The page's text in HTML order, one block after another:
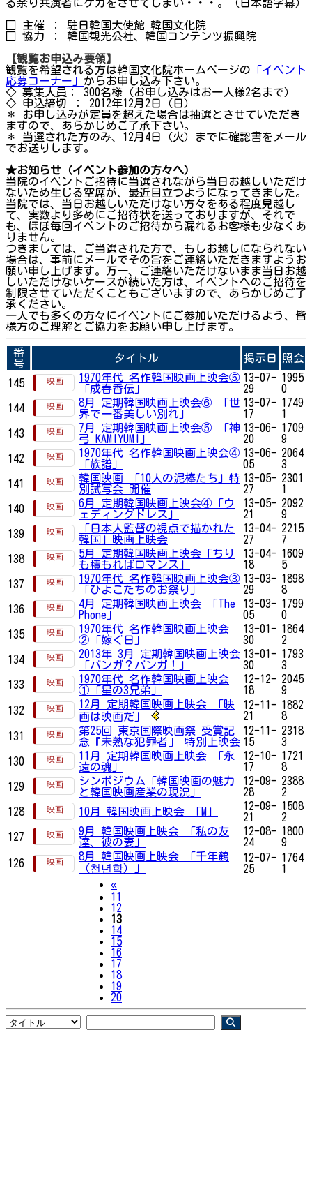
る余り共演者にケガをさせてしまい・・・。（日本語字幕）
□ 主催 ： 駐日韓国大使館 韓国文化院
□ 協力 ： 韓国観光公社、韓国コンテンツ振興院
【観覧お申込み要領】
観覧を希望される方は韓国文化院ホームページの 「イベント
応募コーナー」 からお申し込み下さい。
◇ 募集人員： 300名様（お申し込みはお一人様2名まで）
◇ 申込締切 ： 2012年12月2日（日）
＊ お申し込みが定員を超えた場合は抽選とさせていただき
ますので、あらかじめご了承下さい。
＊ 当選された方のみ、12月4日（火）までに確認書をメール
でお送りします。
★お知らせ（イベント参加の方々へ）
当院のイベントご招待に当選されながら当日お越しいただけ
ないため生じる空席が、最近目立つようになってきました。
当院では、当日お越しいただけない方々をある程度見越し
て、実数より多めにご招待状を送っておりますが、それで
も、ほぼ毎回イベントのご招待から漏れるお客様も少なくあ
りません。
つきましては、ご当選された方で、もしお越しになられない
場合は、事前にメールでその旨をご連絡いただきますようお
願い申し上げます。万一、ご連絡いただけないまま当日お越
しいただけないケースが続いた方は、イベントへのご招待を
制限させていただくこともございますので、あらかじめご了
承ください。
一人でも多くの方々にイベントにご参加いただけるよう、皆
様方のご理解とご協力をお願い申し上げます。
番
号
タイトル 掲示日 照会
145
1970年代 名作韓国映画上映会⑤
「成春香伝」
13-07-
29
1995
0
144
8月 定期韓国映画上映会⑥ 「世
界で一番美しい別れ」
13-07-
17
1749
1
143
7月 定期韓国映画上映会⑤ 「神
弓 KAMIYUMI」
13-06-
20
1709
9
142
1970年代 名作韓国映画上映会④
「族譜」
13-06-
05
2064
3
141
韓国映画 「10人の泥棒たち」特
別試写会 開催
13-05-
27
2301
1
140
6月 定期韓国映画上映会④「ウ
ェディングドレス」
13-05-
21
2092
9
139
「日本人監督の視点で描かれた
韓国」映画上映会
13-04-
27
2215
7
138
5月 定期韓国映画上映会「ちり
も積もればロマンス」
13-04-
18
1609
5
137
1970年代 名作韓国映画上映会③
「ひよこたちのお祭り」
13-03-
29
1898
8
136
4月 定期韓国映画上映会 「The
Phone」
13-03-
05
1799
0
135
1970年代 名作韓国映画上映会
②「嫁ぐ日」
13-01-
30
1864
2
134
2013年 3月 定期韓国映画上映会
「バンガ？バンガ！」
13-01-
30
1793
3
133
1970年代 名作韓国映画上映会
①「星の3兄弟」
12-12-
18
2045
9
132
12月 定期韓国映画上映会 「映
画は映画だ」
12-11-
21
1882
8
131
第25回 東京国際映画祭 受賞記
念『未熟な犯罪者』 特別上映会
12-11-
15
2318
3
130
11月 定期韓国映画上映会 「永
遠の魂」
12-10-
17
1721
8
129
シンポジウム「韓国映画の魅力
と韓国映画産業の現況」
12-09-
28
2388
2
128
10月 韓国映画上映会 「M」
12-09-
21
1508
2
127
9月 韓国映画上映会 「私の友
達、彼の妻」
12-08-
24
1800
9
126
8月 韓国映画上映会 「千年鶴
（천년학）」
12-07-
25
1764
1
«Previous
11
12
13
14
15
16
17
18
19
20